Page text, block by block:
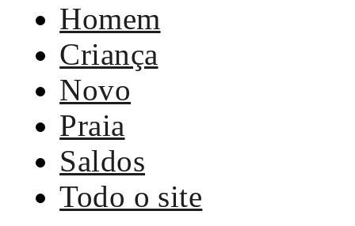
Homem
Criança
Novo
Praia
Saldos
Todo o site